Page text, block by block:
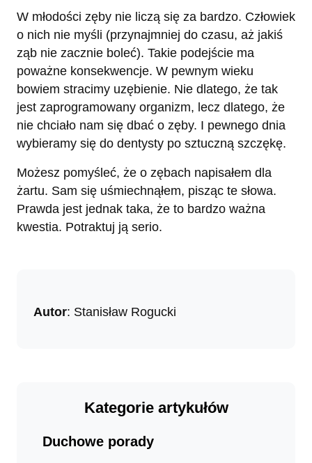
W młodości zęby nie liczą się za bardzo. Człowiek
o nich nie myśli (przynajmniej do czasu, aż jakiś
ząb nie zacznie boleć). Takie podejście ma
poważne konsekwencje. W pewnym wieku
bowiem stracimy uzębienie. Nie dlatego, że tak
jest zaprogramowany organizm, lecz dlatego, że
nie chciało nam się dbać o zęby. I pewnego dnia
wybieramy się do dentysty po sztuczną szczękę.
Możesz pomyśleć, że o zębach napisałem dla
żartu. Sam się uśmiechnąłem, pisząc te słowa.
Prawda jest jednak taka, że to bardzo ważna
kwestia. Potraktuj ją serio.
Autor: Stanisław Rogucki
Kategorie artykułów
Duchowe porady